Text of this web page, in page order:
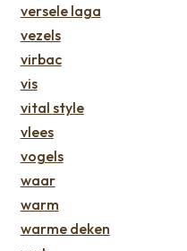
versele laga
vezels
virbac
vis
vital style
vlees
vogels
waar
warm
warme deken